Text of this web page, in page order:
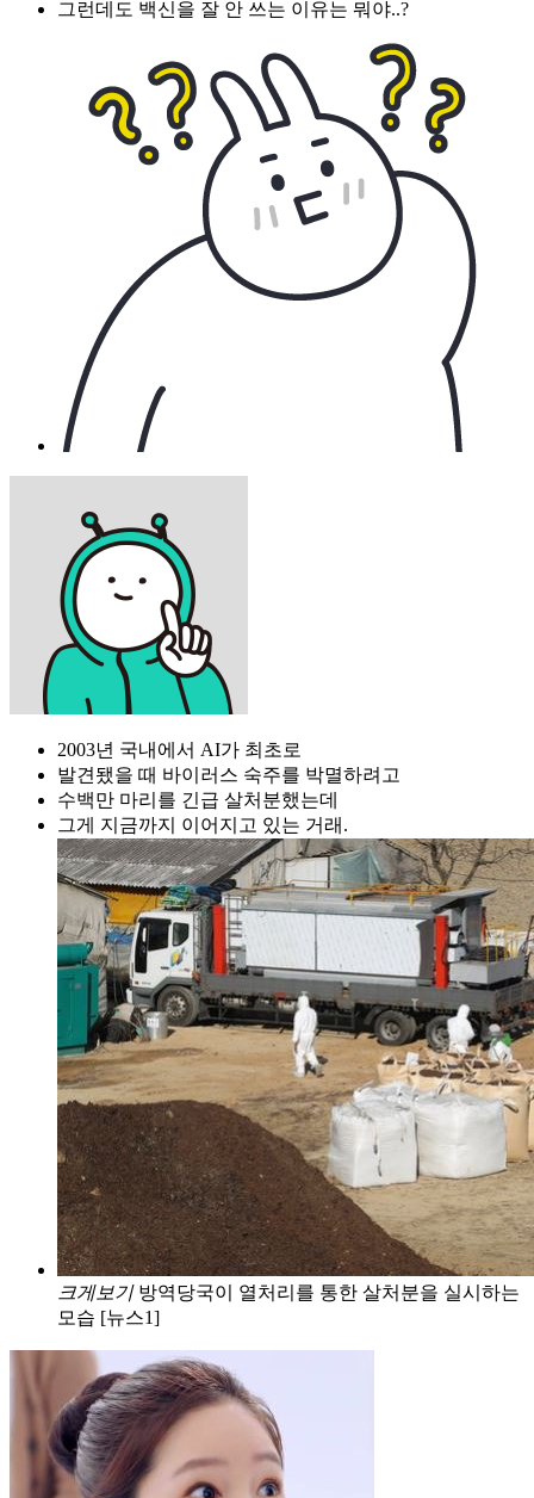
그런데도 백신을 잘 안 쓰는 이유는 뭐야..?
2003년 국내에서 AI가 최초로
발견됐을 때 바이러스 숙주를 박멸하려고
수백만 마리를 긴급 살처분했는데
그게 지금까지 이어지고 있는 거래.
크게보기 방역당국이 열처리를 통한 살처분을 실시하는
모습 [뉴스1]